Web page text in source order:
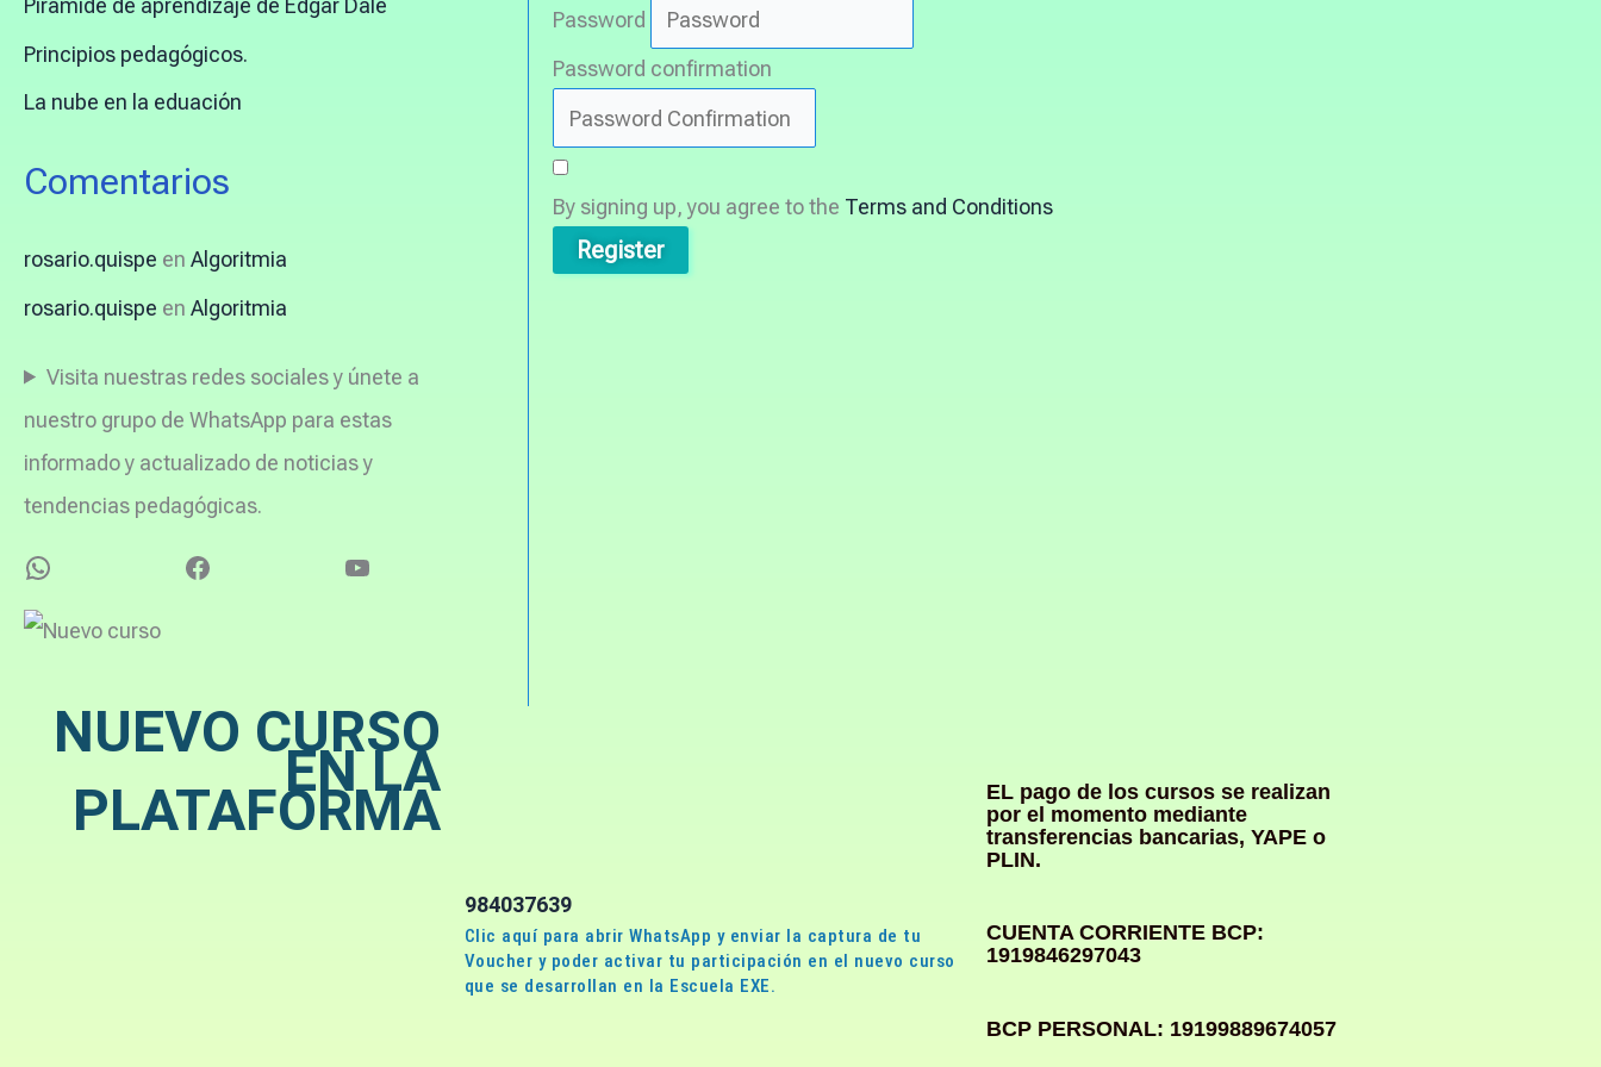
Pirámide de aprendizaje de Edgar Dale
Principios pedagógicos.
La nube en la eduación
Comentarios
rosario.quispe en Algoritmia
rosario.quispe en Algoritmia
Visita nuestras redes sociales y únete a
nuestro grupo de WhatsApp para estas
informado y actualizado de noticias y
tendencias pedagógicas.
Password
Password confirmation
By signing up, you agree to the Terms and Conditions
Register
NUEVO CURSO
EN LA
PLATAFORMA
984037639
Clic aquí para abrir WhatsApp y enviar la captura de tu
Voucher y poder activar tu participación en el nuevo curso
que se desarrollan en la Escuela EXE.
EL pago de los cursos se realizan
por el momento mediante
transferencias bancarias, YAPE o
PLIN.
CUENTA CORRIENTE BCP:
1919846297043
BCP PERSONAL: 19199889674057